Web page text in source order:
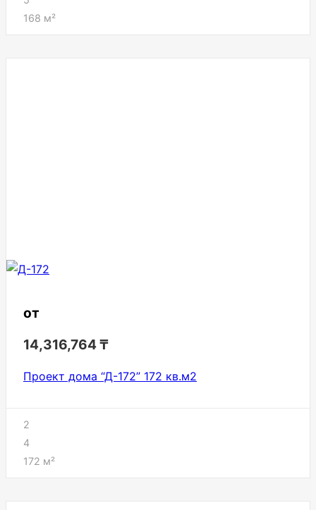
168 м²
от
14,316,764₸
Проект дома “Д-172” 172 кв.м2
2
4
172 м²